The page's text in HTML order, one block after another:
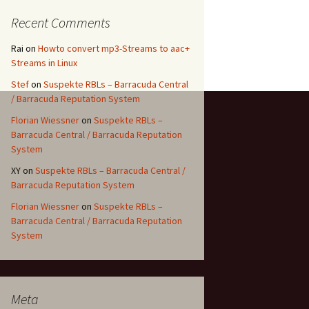
Recent Comments
Rai on Howto convert mp3-Streams to aac+
Streams in Linux
Stefon Suspekte RBLs – Barracuda Central
/ Barracuda Reputation System
Florian Wiessneron Suspekte RBLs –
Barracuda Central / Barracuda Reputation
System
XYon Suspekte RBLs – Barracuda Central /
Barracuda Reputation System
Florian Wiessneron Suspekte RBLs –
Barracuda Central / Barracuda Reputation
System
Meta